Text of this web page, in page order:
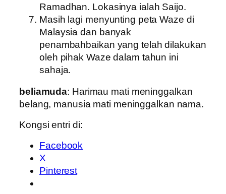
Ramadhan. Lokasinya ialah Saijo.
Masih lagi menyunting peta Waze di
Malaysia dan banyak
penambahbaikan yang telah dilakukan
oleh pihak Waze dalam tahun ini
sahaja.
beliamuda: Harimau mati meninggalkan
belang, manusia mati meninggalkan nama.
Kongsi entri di:
Facebook
X
Pinterest